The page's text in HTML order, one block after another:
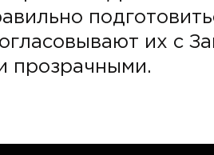
их с
прозрачными.